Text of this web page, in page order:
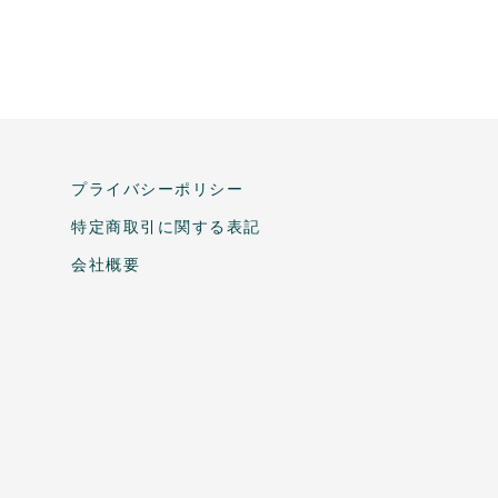
プライバシーポリシー
特定商取引に関する表記
会社概要